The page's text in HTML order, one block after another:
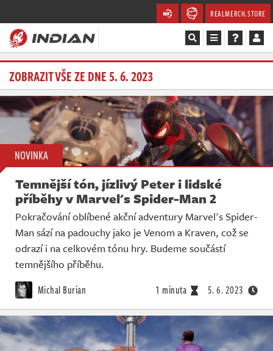
REALMERCH.STORE
Magazín
Recenze
Soutěže
Databáze
Komunita
Redakce
Živě
ZOBRAZIT VŠE ZE DNE 5. 6. 2023
NOVINKA
Temnější tón, jízlivý Peter i lidské
příběhy v Marvel's Spider-Man 2
Pokračování oblíbené akční adventury Marvel's Spider-
Man sází na padouchy jako je Venom a Kraven, což se
odrazí i na celkovém tónu hry. Budeme součástí
temnějšího příběhu.
Michal Burian 1 minuta 5. 6. 2023